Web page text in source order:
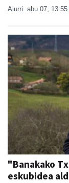
Aiurri abu 07, 13:55
"Banakako
eskubidea